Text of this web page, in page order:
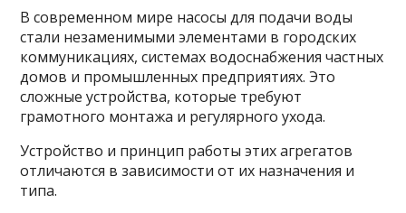
В современном мире насосы для подачи воды
стали незаменимыми элементами в городских
коммуникациях, системах водоснабжения частных
домов и промышленных предприятиях. Это
сложные устройства, которые требуют
грамотного монтажа и регулярного ухода.
Устройство и принцип работы этих агрегатов
отличаются в зависимости от их назначения и
типа.